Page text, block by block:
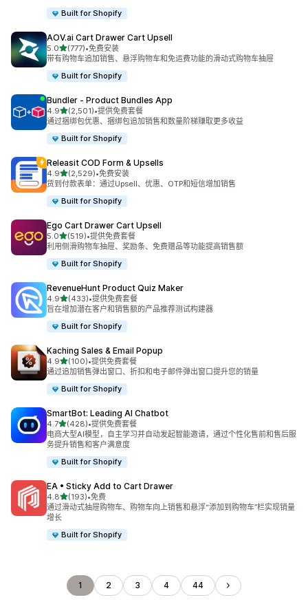
Built for Shopify
AOV.ai Cart Drawer Cart Upsell
5.0星（满分 5 星）
(777)
总共 777 条评论
•免费安装
带有购物车追加销售、悬浮购物车和免运费功能的滑动式购物车抽屉
Built for Shopify
Bundler ‑ Product Bundles App
4.9星（满分 5 星）
(2,501)
总共 2501 条评论
•提供免费套餐
通过捆绑包优惠、捆绑包追加销售和数量阶梯赚取更多收益
Built for Shopify
Releasit COD Form & Upsells
4.9星（满分 5 星）
(2,529)
总共 2529 条评论
•免费安装
货到付款表单：通过Upsell、优惠、OTP和短信增加销售
Built for Shopify
Ego Cart Drawer Cart Upsell
5.0星（满分 5 星）
(519)
总共 519 条评论
•提供免费套餐
利用侧滑购物车抽屉、奖励条、免费赠品等功能提高销售额
Built for Shopify
RevenueHunt Product Quiz Maker
4.9星（满分 5 星）
(433)
总共 433 条评论
•提供免费套餐
旨在增加潜在客户和销售额的产品推荐测试构建器
Built for Shopify
Kaching Sales & Email Popup
4.9星（满分 5 星）
(100)
总共 100 条评论
•提供免费套餐
通过追加销售弹出窗口、折扣和电子邮件弹出窗口提升您的销量
Built for Shopify
SmartBot: Leading AI Chatbot
4.7星（满分 5 星）
(428)
总共 428 条评论
•提供免费套餐
电商大型AI模型，自主学习并自动发起智能邀请，通过个性化售前和售后服
务提升销售和客户满意度
Built for Shopify
EA • Sticky Add to Cart Drawer
4.8星（满分 5 星）
(193)
总共 193 条评论
•免费
通过滑动式抽屉购物车、购物车向上销售和悬浮“添加到购物车”栏实现销量
增长
Built for Shopify
1 2 3 4 44